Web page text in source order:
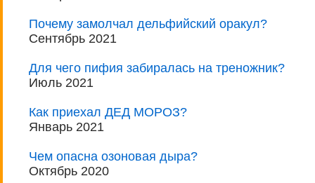
Почему замолчал дельфийский оракул?
Сентябрь 2021
Для чего пифия забиралась на треножник?
Июль 2021
Как приехал ДЕД МОРОЗ?
Январь 2021
Чем опасна озоновая дыра?
Октябрь 2020